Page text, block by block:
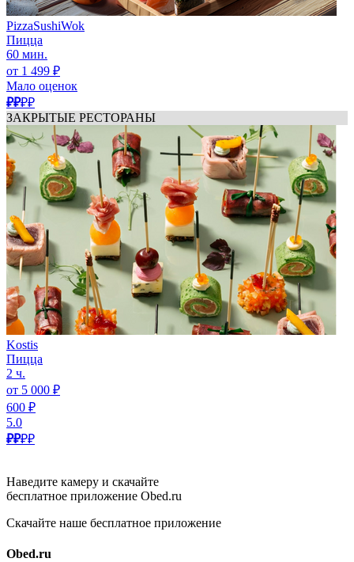
PizzaSushiWok
Пицца
60 мин.
от 1 499 ₽
Мало оценок
₽₽₽₽
ЗАКРЫТЫЕ РЕСТОРАНЫ
Kostis
Пицца
2 ч.
от 5 000 ₽
600 ₽
5.0
₽₽₽₽
Наведите камеру и скачайте
бесплатное приложение Obed.ru
Скачайте наше бесплатное приложение
Obed.ru